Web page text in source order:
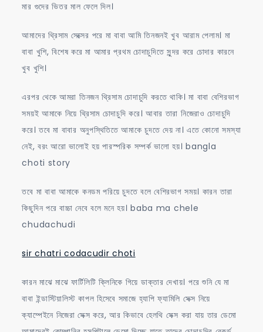
মার গুদের ভিতর মাল ফেলে দিল।
আমাদের থ্রিসাম সেক্সের পরে মা বাবা আমি তিনজনই খুব আরাম পেলাম। মা
বাবা খুশি, বিশেষ করে মা আমার প্রথম চোদাচুদিতে সুন্দর করে চোদার কারনে
খুব খুশি।
এরপর থেকে আমরা তিনজন থ্রিসাম চোদাচুদি করতে থাকি। মা বাবা বেশিরভাগ
সময়ই আমাকে নিয়ে থ্রিসাম চোদাচুদি করে। আবার তারা নিজেরাও চোদাচুদি
করে। তবে মা বাবার অনুপস্থিতিতে আমাকে চুদতে দেয় না। এতে কোনো সমস্যা
নেই, বরং আরো ভালোই হয় পারস্পরিক সম্পর্ক ভালো হয়। bangla
choti story
তবে মা বাবা আমাকে কনডম পরিয়ে চুদতে বলে বেশিরভাগ সময়। কারন তারা
কিছুদিন পরে বাচ্চা নেবে বলে মনে হয়। baba ma chele
chudachudi
sir chatri codacudir choti
কারন মাঝে মাঝে ফার্টিলিটি ক্লিনিকে গিয়ে ডাক্তার দেখায়। পরে শুনি যে মা
বাবা ইন্ডাস্টিয়ালিস্ট কাপল হিসেবে সমাজে হ্যাপি ফ্যামিলি সেক্স নিয়ে
ক্যাম্পেইনে নিজেরা সেক্স করে, আর কিভাবে হেলথি সেক্স করা যায় তার ডেমো